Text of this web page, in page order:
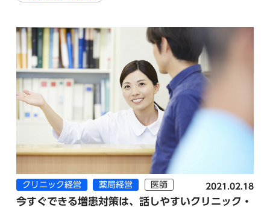
クリニック経営 薬局経営
医師
薬局経営者
2021.02.18
今すぐできる増患対策は、話しやすいクリニック・